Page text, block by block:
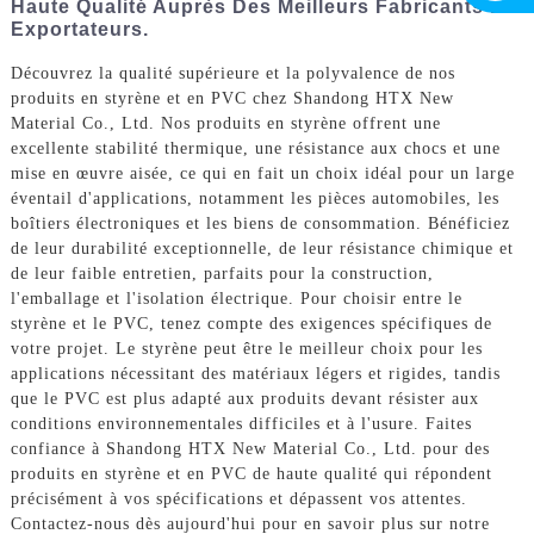
Haute Qualité Auprès Des Meilleurs Fabricants Et
Exportateurs.
Découvrez la qualité supérieure et la polyvalence de nos
produits en styrène et en PVC chez Shandong HTX New
Material Co., Ltd. Nos produits en styrène offrent une
excellente stabilité thermique, une résistance aux chocs et une
mise en œuvre aisée, ce qui en fait un choix idéal pour un large
éventail d'applications, notamment les pièces automobiles, les
boîtiers électroniques et les biens de consommation. Bénéficiez
de leur durabilité exceptionnelle, de leur résistance chimique et
de leur faible entretien, parfaits pour la construction,
l'emballage et l'isolation électrique. Pour choisir entre le
styrène et le PVC, tenez compte des exigences spécifiques de
votre projet. Le styrène peut être le meilleur choix pour les
applications nécessitant des matériaux légers et rigides, tandis
que le PVC est plus adapté aux produits devant résister aux
conditions environnementales difficiles et à l'usure. Faites
confiance à Shandong HTX New Material Co., Ltd. pour des
produits en styrène et en PVC de haute qualité qui répondent
précisément à vos spécifications et dépassent vos attentes.
Contactez-nous dès aujourd'hui pour en savoir plus sur notre